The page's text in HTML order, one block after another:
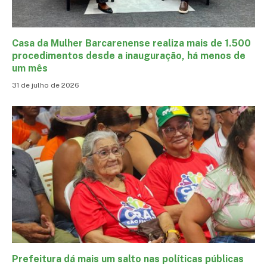
Casa da Mulher Barcarenense realiza mais de 1.500
procedimentos desde a inauguração, há menos de
um mês
31 de julho de 2026
Prefeitura dá mais um salto nas políticas públicas